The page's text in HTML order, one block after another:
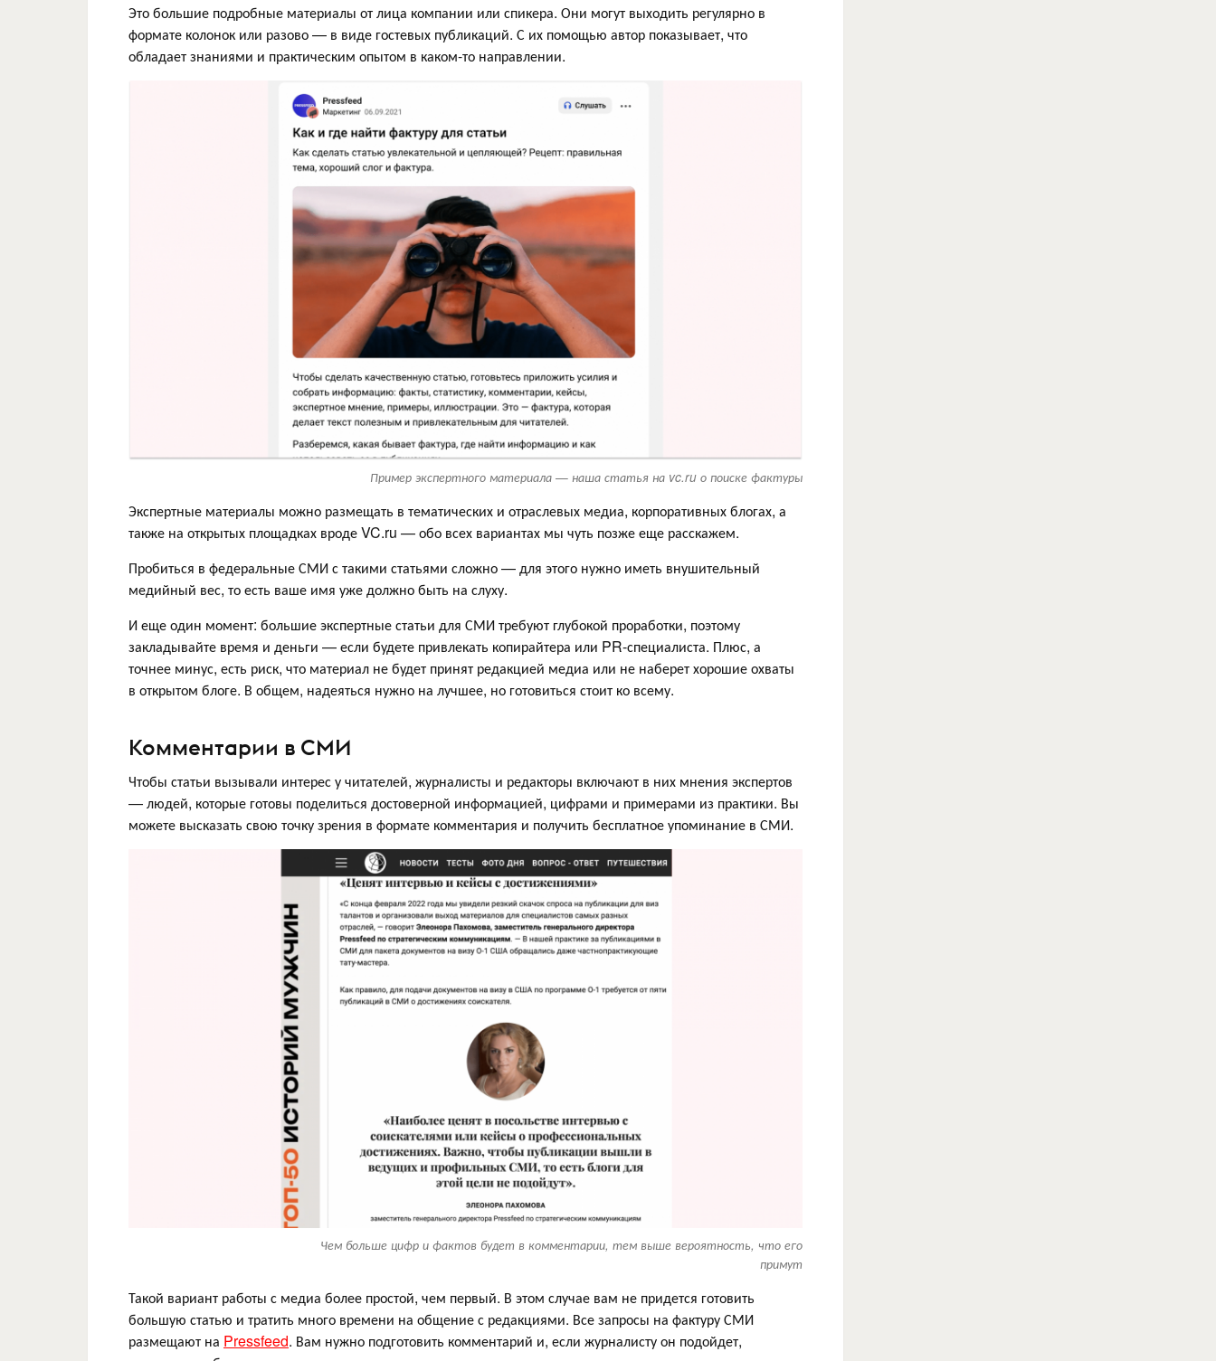
Это большие подробные материалы от лица компании или спикера. Они могут выходить регулярно в
формате колонок или разово — в виде гостевых публикаций. С их помощью автор показывает, что
обладает знаниями и практическим опытом в каком-то направлении.
Пример экспертного материала — наша статья на vc.ru о поиске фактуры
Экспертные материалы можно размещать в тематических и отраслевых медиа, корпоративных блогах, а
также на открытых площадках вроде VC.ru — обо всех вариантах мы чуть позже еще расскажем.
Пробиться в федеральные СМИ с такими статьями сложно — для этого нужно иметь внушительный
медийный вес, то есть ваше имя уже должно быть на слуху.
И еще один момент: большие экспертные статьи для СМИ требуют глубокой проработки, поэтому
закладывайте время и деньги — если будете привлекать копирайтера или PR-специалиста. Плюс, а
точнее минус, есть риск, что материал не будет принят редакцией медиа или не наберет хорошие охваты
в открытом блоге. В общем, надеяться нужно на лучшее, но готовиться стоит ко всему.
Комментарии в СМИ
Чтобы статьи вызывали интерес у читателей, журналисты и редакторы включают в них мнения экспертов
— людей, которые готовы поделиться достоверной информацией, цифрами и примерами из практики. Вы
можете высказать свою точку зрения в формате комментария и получить бесплатное упоминание в СМИ.
Чем больше цифр и фактов будет в комментарии, тем выше вероятность, что его
примут
Такой вариант работы с медиа более простой, чем первый. В этом случае вам не придется готовить
большую статью и тратить много времени на общение с редакциями. Все запросы на фактуру СМИ
размещают на Pressfeed. Вам нужно подготовить комментарий и, если журналисту он подойдет,